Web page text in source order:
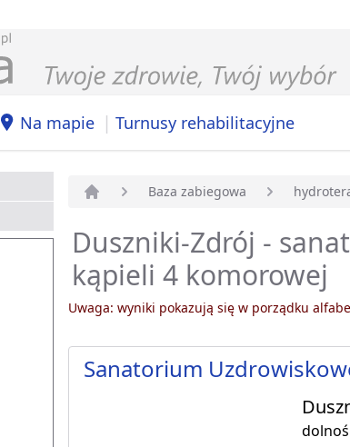
Na mapie | Turnusy rehabilitacyjne
Baza zabiegowa
Duszniki-Zdrój -
kąpieli 4 komorowej
Uwaga: wyniki pokazują się w porządku
Sanatorium